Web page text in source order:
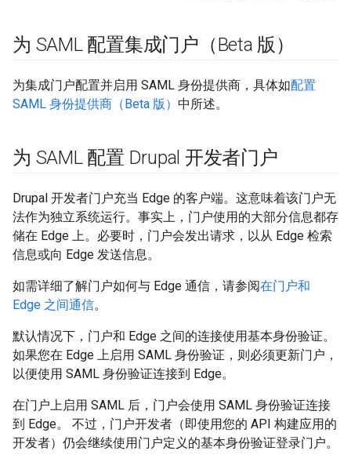
为 SAML 配置集成门户（Beta 版）
为集成门户配置并启用 SAML 身份提供商，具体如配置
SAML 身份提供商（Beta 版） 中所述。
为 SAML 配置 Drupal 开发者门户
Drupal 开发者门户充当 Edge 的客户端。这意味着该门户无
法作为独立系统运行。事实上，门户使用的大部分信息都存
储在 Edge 上。必要时，门户会发出请求，以从 Edge 检索
信息或向 Edge 发送信息。
如需详细了解门户如何与 Edge 通信，请参阅在门户和
Edge 之间通信。
默认情况下，门户和 Edge 之间的连接使用基本身份验证。
如果您在 Edge 上启用 SAML 身份验证，则必须更新门户，
以便使用 SAML 身份验证连接到 Edge。
在门户上启用 SAML 后，门户会使用 SAML 身份验证连接
到 Edge。 不过，门户开发者（即使用您的 API 构建应用的
开发者）仍会继续使用门户定义的基本身份验证登录门户。